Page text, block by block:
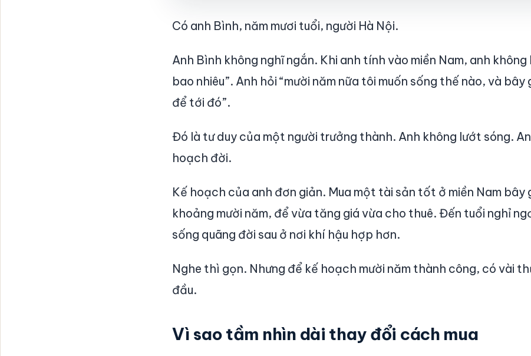
Có anh Bình, năm mươi tuổi, người Hà Nội.
Anh Bình không nghĩ ngắn. Khi anh tính vào miền Nam, anh không
bao nhiêu”. Anh hỏi “mười năm nữa tôi muốn sống thế nào, và bây
để tới đó”.
Đó là tư duy của một người trưởng thành. Anh không lướt sóng.
hoạch đời.
Kế hoạch của anh đơn giản. Mua một tài sản tốt ở miền Nam bây
khoảng mười năm, để vừa tăng giá vừa cho thuê. Đến tuổi nghỉ
sống quãng đời sau ở nơi khí hậu hợp hơn.
Nghe thì gọn. Nhưng để kế hoạch mười năm thành công, có vài
đầu.
Vì sao tầm nhìn dài thay đổi cách mua